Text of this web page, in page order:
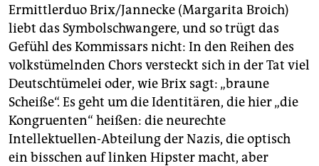
Ermittlerduo Brix/Jannecke (Margarita Broich)
liebt das Symbolschwangere, und so trügt das
Gefühl des Kommissars nicht: In den Reihen des
volkstümelnden Chors versteckt sich in der Tat viel
Deutschtümelei oder, wie Brix sagt: „braune
Scheiße“. Es geht um die Identitären, die hier „die
Kongruenten“ heißen: die neurechte
Intellektuellen-Abteilung der Nazis, die optisch
ein bisschen auf linken Hipster macht, aber